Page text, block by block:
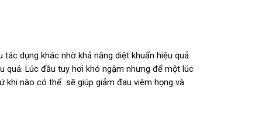
dụng khác nhờ khả năng diệt khuẩn hiệu quả.
quả. Lúc đầu tuy hơi khó ngậm nhưng để một lúc
khi nào có thể sẽ giúp giảm đau viêm họng và